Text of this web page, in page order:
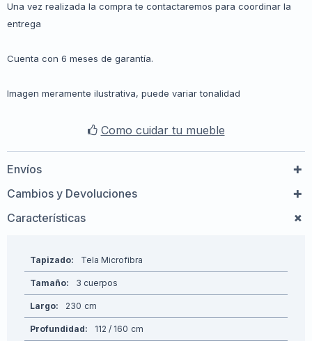
Una vez realizada la compra te contactaremos para coordinar la
entrega
Cuenta con 6 meses de garantía.
Imagen meramente ilustrativa, puede variar tonalidad
Como cuidar tu mueble
Envíos
Cambios y Devoluciones
Características
Tapizado Tela Microfibra
Tamaño 3 cuerpos
Largo 230
Profundidad 112 / 160